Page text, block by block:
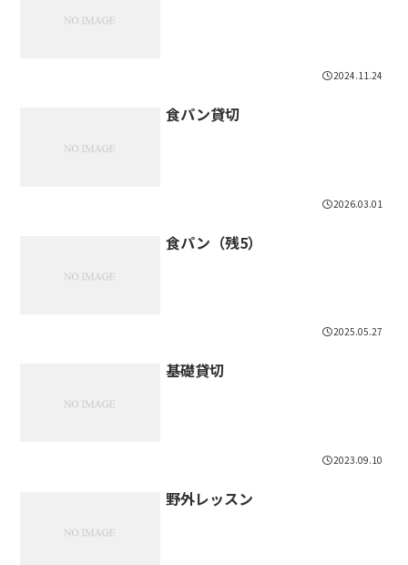
2024.11.24
食パン貸切
2026.03.01
食パン（残5）
2025.05.27
基礎貸切
2023.09.10
野外レッスン